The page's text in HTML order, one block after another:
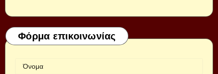
Φόρμα επικοινωνίας